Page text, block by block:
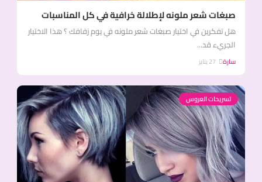
صبغات شعر ملونه لإطلالة خرافية في كل المناسبات
هل تفكرين في اختيار صبغات شعر ملونه في يوم زفافك ؟ هذا الاختيار
الجريء قد...
سارة
تسريحات العروس